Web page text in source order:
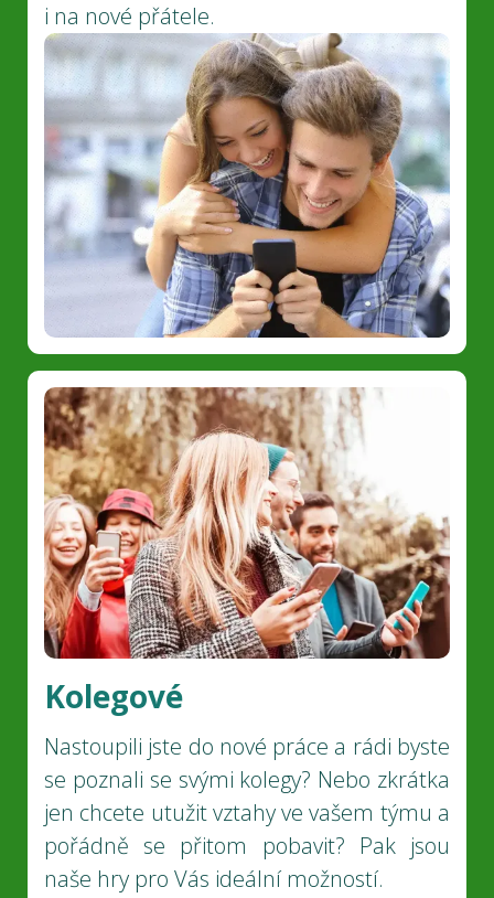
i na nové přátele.
Kolegové
Nastoupili jste do nové práce a rádi byste
se poznali se svými kolegy? Nebo zkrátka
jen chcete utužit vztahy ve vašem týmu a
pořádně se přitom pobavit? Pak jsou
naše hry pro Vás ideální možností.